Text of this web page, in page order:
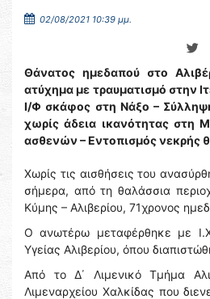
02/08/2021 10:39 μμ.
Θάνατος ημεδαπού στο
ατύχημα με τραυματισμό στην
Ι/Φ σκάφος στη Νάξο –
χωρίς άδεια ικανότητας στη
ασθενών – Εντοπισμός νεκρής
Χωρίς τις αισθήσεις του
σήμερα, από τη θαλάσσια
Κύμης – Αλιβερίου, 71χρονος
Ο ανωτέρω μεταφέρθηκε με
Υγείας Αλιβερίου, όπου
Από το Δ΄ Λιμενικό Τμήμα
Λιμεναρχείου Χαλκίδας που